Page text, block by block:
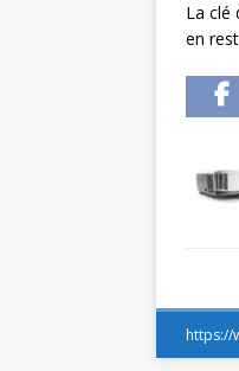
La clé
en
https://